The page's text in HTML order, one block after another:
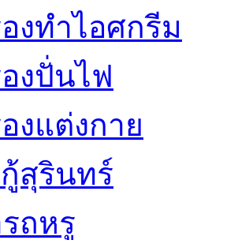
องทำไอศกรีม
องปั่นไฟ
งแต่งกาย
กู้สุรินทร์
รถหรู